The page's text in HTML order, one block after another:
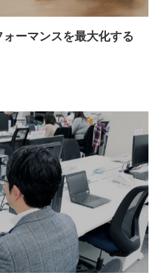
ーマンスを最大化する